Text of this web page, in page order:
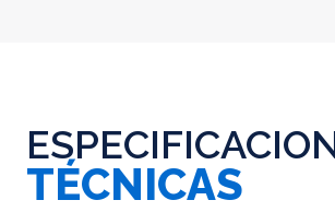
TÉCNICAS